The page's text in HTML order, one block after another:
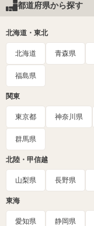
都道府県から探す
北海道・東北
北海道 青森県
福島県
関東
東京都 神奈川県
群馬県
北陸・甲信越
山梨県 長野県
東海
愛知県 静岡県